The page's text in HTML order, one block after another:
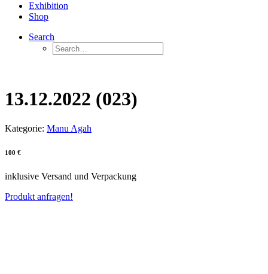
Exhibition
Shop
Search
13.12.2022 (023)
Kategorie: Manu Agah
100 €
inklusive Versand und Verpackung
Produkt anfragen!